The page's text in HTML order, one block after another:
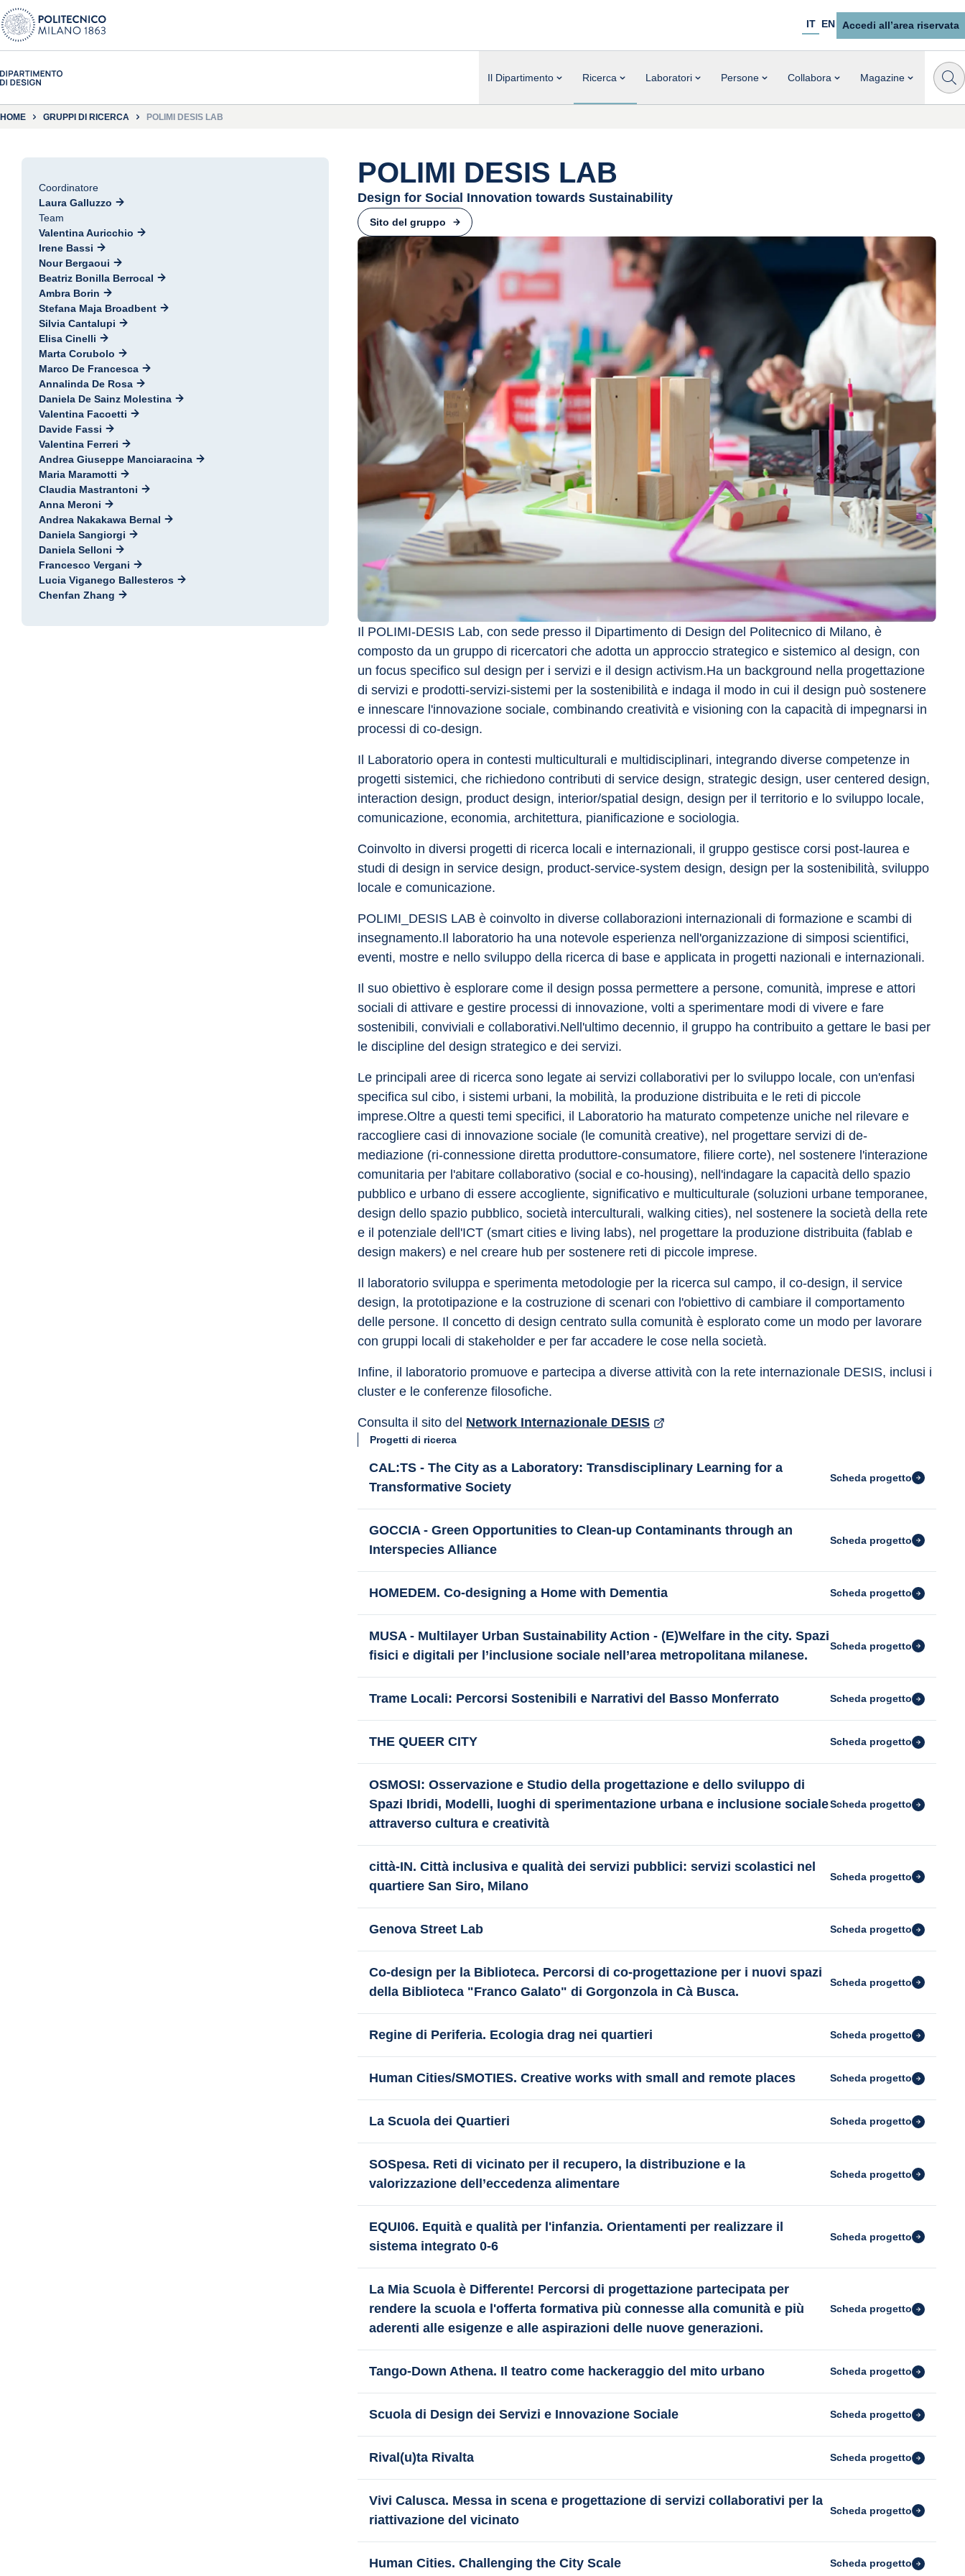
IT EN Accedi all’area riservata
Il Dipartimento Ricerca Laboratori Persone Collabora Magazine
HOME GRUPPI DI RICERCA POLIMI DESIS LAB
Coordinatore
Laura Galluzzo
Team
Valentina Auricchio
Irene Bassi
Nour Bergaoui
Beatriz Bonilla Berrocal
Ambra Borin
Stefana Maja Broadbent
Silvia Cantalupi
Elisa Cinelli
Marta Corubolo
Marco De Francesca
Annalinda De Rosa
Daniela De Sainz Molestina
Valentina Facoetti
Davide Fassi
Valentina Ferreri
Andrea Giuseppe Manciaracina
Maria Maramotti
Claudia Mastrantoni
Anna Meroni
Andrea Nakakawa Bernal
Daniela Sangiorgi
Daniela Selloni
Francesco Vergani
Lucia Viganego Ballesteros
Chenfan Zhang
POLIMI DESIS LAB
Design for Social Innovation towards Sustainability
Sito del gruppo
Il POLIMI-DESIS Lab, con sede presso il Dipartimento di Design del Politecnico di Milano, è
composto da un gruppo di ricercatori che adotta un approccio strategico e sistemico al design, con
un focus specifico sul design per i servizi e il design activism.Ha un background nella progettazione
di servizi e prodotti-servizi-sistemi per la sostenibilità e indaga il modo in cui il design può sostenere
e innescare l'innovazione sociale, combinando creatività e visioning con la capacità di impegnarsi in
processi di co-design.
Il Laboratorio opera in contesti multiculturali e multidisciplinari, integrando diverse competenze in
progetti sistemici, che richiedono contributi di service design, strategic design, user centered design,
interaction design, product design, interior/spatial design, design per il territorio e lo sviluppo locale,
comunicazione, economia, architettura, pianificazione e sociologia.
Coinvolto in diversi progetti di ricerca locali e internazionali, il gruppo gestisce corsi post-laurea e
studi di design in service design, product-service-system design, design per la sostenibilità, sviluppo
locale e comunicazione.
POLIMI_DESIS LAB è coinvolto in diverse collaborazioni internazionali di formazione e scambi di
insegnamento.Il laboratorio ha una notevole esperienza nell'organizzazione di simposi scientifici,
eventi, mostre e nello sviluppo della ricerca di base e applicata in progetti nazionali e internazionali.
Il suo obiettivo è esplorare come il design possa permettere a persone, comunità, imprese e attori
sociali di attivare e gestire processi di innovazione, volti a sperimentare modi di vivere e fare
sostenibili, conviviali e collaborativi.Nell'ultimo decennio, il gruppo ha contribuito a gettare le basi per
le discipline del design strategico e dei servizi.
Le principali aree di ricerca sono legate ai servizi collaborativi per lo sviluppo locale, con un'enfasi
specifica sul cibo, i sistemi urbani, la mobilità, la produzione distribuita e le reti di piccole
imprese.Oltre a questi temi specifici, il Laboratorio ha maturato competenze uniche nel rilevare e
raccogliere casi di innovazione sociale (le comunità creative), nel progettare servizi di de-
mediazione (ri-connessione diretta produttore-consumatore, filiere corte), nel sostenere l'interazione
comunitaria per l'abitare collaborativo (social e co-housing), nell'indagare la capacità dello spazio
pubblico e urbano di essere accogliente, significativo e multiculturale (soluzioni urbane temporanee,
design dello spazio pubblico, società interculturali, walking cities), nel sostenere la società della rete
e il potenziale dell'ICT (smart cities e living labs), nel progettare la produzione distribuita (fablab e
design makers) e nel creare hub per sostenere reti di piccole imprese.
Il laboratorio sviluppa e sperimenta metodologie per la ricerca sul campo, il co-design, il service
design, la prototipazione e la costruzione di scenari con l'obiettivo di cambiare il comportamento
delle persone. Il concetto di design centrato sulla comunità è esplorato come un modo per lavorare
con gruppi locali di stakeholder e per far accadere le cose nella società.
Infine, il laboratorio promuove e partecipa a diverse attività con la rete internazionale DESIS, inclusi i
cluster e le conferenze filosofiche.
Consulta il sito del Network Internazionale DESIS
Progetti di ricerca
CAL:TS - The City as a Laboratory: Transdisciplinary Learning for a
Transformative Society
Scheda progetto
GOCCIA - Green Opportunities to Clean-up Contaminants through an
Interspecies Alliance
Scheda progetto
HOMEDEM. Co-designing a Home with Dementia Scheda progetto
MUSA - Multilayer Urban Sustainability Action - (E)Welfare in the city. Spazi
fisici e digitali per l’inclusione sociale nell’area metropolitana milanese.
Scheda progetto
Trame Locali: Percorsi Sostenibili e Narrativi del Basso Monferrato Scheda progetto
THE QUEER CITY Scheda progetto
OSMOSI: Osservazione e Studio della progettazione e dello sviluppo di
Spazi Ibridi, Modelli, luoghi di sperimentazione urbana e inclusione sociale
attraverso cultura e creatività
Scheda progetto
città-IN. Città inclusiva e qualità dei servizi pubblici: servizi scolastici nel
quartiere San Siro, Milano
Scheda progetto
Genova Street Lab Scheda progetto
Co-design per la Biblioteca. Percorsi di co-progettazione per i nuovi spazi
della Biblioteca "Franco Galato" di Gorgonzola in Cà Busca.
Scheda progetto
Regine di Periferia. Ecologia drag nei quartieri Scheda progetto
Human Cities/SMOTIES. Creative works with small and remote places Scheda progetto
La Scuola dei Quartieri Scheda progetto
SOSpesa. Reti di vicinato per il recupero, la distribuzione e la
valorizzazione dell’eccedenza alimentare
Scheda progetto
EQUI06. Equità e qualità per l'infanzia. Orientamenti per realizzare il
sistema integrato 0-6
Scheda progetto
La Mia Scuola è Differente! Percorsi di progettazione partecipata per
rendere la scuola e l'offerta formativa più connesse alla comunità e più
aderenti alle esigenze e alle aspirazioni delle nuove generazioni.
Scheda progetto
Tango-Down Athena. Il teatro come hackeraggio del mito urbano Scheda progetto
Scuola di Design dei Servizi e Innovazione Sociale Scheda progetto
Rival(u)ta Rivalta Scheda progetto
Vivi Calusca. Messa in scena e progettazione di servizi collaborativi per la
riattivazione del vicinato
Scheda progetto
Human Cities. Challenging the City Scale Scheda progetto